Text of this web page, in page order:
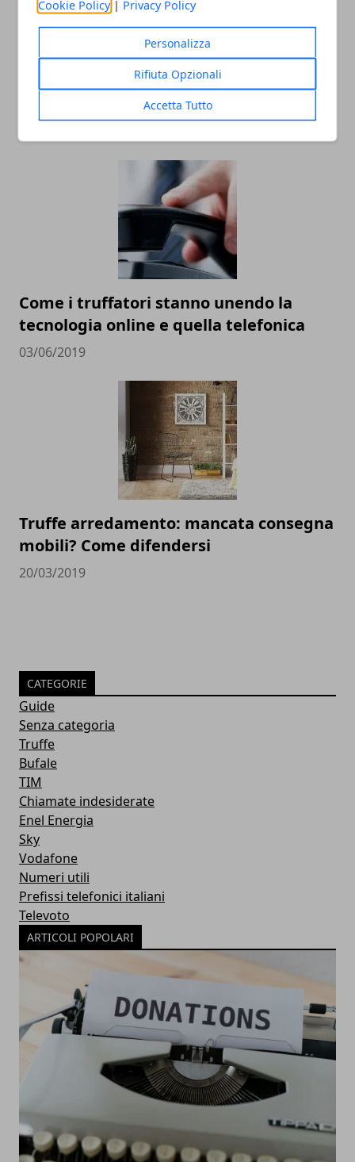
Cookie Policy | Privacy Policy
Personalizza
Rifiuta Opzionali
Accetta Tutto
Criptovalute: i comportamenti da
adottare per evitare di incappare in
Come i truffatori stanno unendo la
tecnologia online e quella telefonica
03/06/2019
Truffe arredamento: mancata consegna
mobili? Come difendersi
20/03/2019
CATEGORIE
Guide
Senza categoria
Truffe
Bufale
TIM
Chiamate indesiderate
Enel Energia
Sky
Vodafone
Numeri utili
Prefissi telefonici italiani
Televoto
ARTICOLI POPOLARI